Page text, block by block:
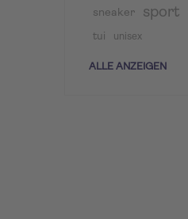
sneaker
sport
tui unisex
ALLE ANZEIGEN